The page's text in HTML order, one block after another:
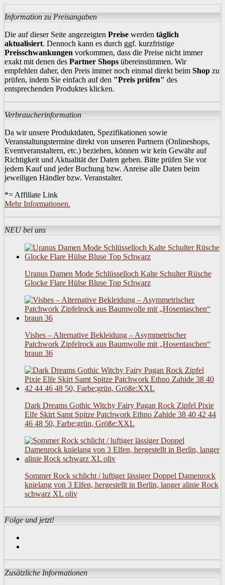
Information zu Preisangaben
Die auf dieser Seite angezeigten Preise werden täglich
aktualisiert. Dennoch kann es durch ggf. kurzfristige
Preisschwankungen vorkommen, dass die Preise nicht immer
exakt mit denen des Partner Shops übereinstimmen. Wir
empfehlen daher, den Preis immer noch einmal direkt beim Shop zu
prüfen, indem Sie einfach auf den "Preis prüfen" des
entsprechenden Produktes klicken.
Verbraucherinformation
Da wir unsere Produktdaten, Spezifikationen sowie
Veranstaltungstermine direkt von unseren Partnern (Onlineshops,
Eventveranstaltern, etc.) beziehen, können wir kein Gewähr auf
Richtigkeit und Aktualität der Daten geben. Bitte prüfen Sie vor
jedem Kauf und jeder Buchung bzw. Anreise alle Daten beim
jeweiligen Händler bzw. Veranstalter.
*= Affiliate Link
Mehr Informationen.
NEU bei uns
Uranus Damen Mode Schlüsselloch Kalte Schulter Rüsche
Glocke Flare Hülse Bluse Top Schwarz
Vishes – Alternative Bekleidung – Asymmetrischer
Patchwork Zipfelrock aus Baumwolle mit „Hosentaschen“
braun 36
Dark Dreams Gothic Witchy Fairy Pagan Rock Zipfel Pixie
Elfe Skirt Samt Spitze Patchwork Ethno Zahide 38 40 42 44
46 48 50, Farbe:grün, Größe:XXL
Sommer Rock schlicht / luftiger lässiger Doppel Damenrock
knielang von 3 Elfen, hergestellt in Berlin, langer alinie Rock
schwarz XL oliv
Folge und jetzt!
Zusätzliche Informationen